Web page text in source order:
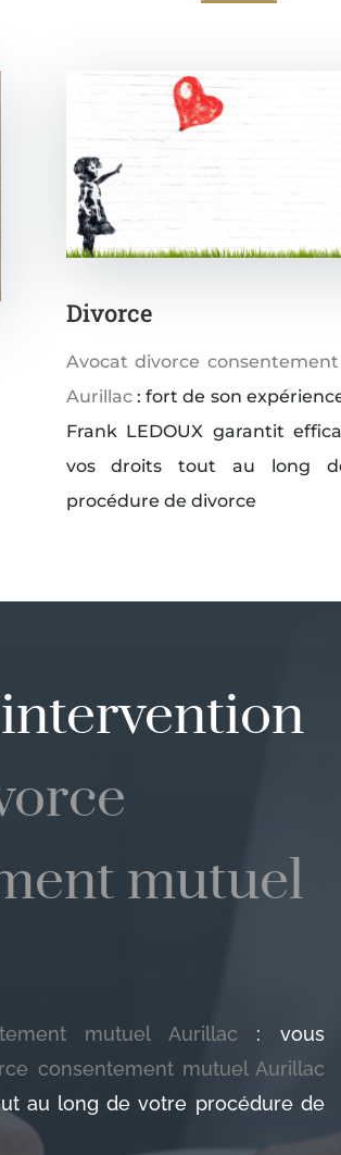
Divorce
Avocat divorce
Aurillac : fort de son
Frank LEDOUX garantit
vos droits tout au long
procédure de divorce
mutuel
mutuel Aurillac : vous
consentement mutuel Aurillac
au long de votre procédure de